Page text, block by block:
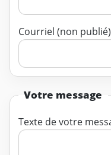
Courriel (non publié)
Votre message